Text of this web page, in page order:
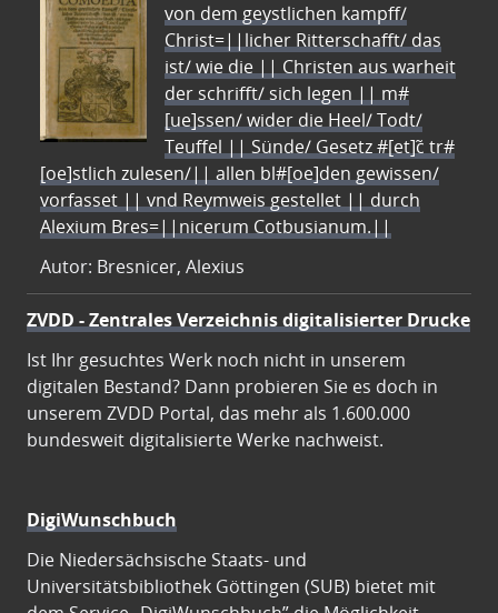
von dem geystlichen kampff/
Christ=||licher Ritterschafft/ das
ist/ wie die || Christen aus warheit
der schrifft/ sich legen || m#
[ue]ssen/ wider die Heel/ Todt/
Teuffel || Sünde/ Gesetz #[et]c̃ tr#
[oe]stlich zulesen/|| allen bl#[oe]den gewissen/
vorfasset || vnd Reymweis gestellet || durch
Alexium Bres=||nicerum Cotbusianum.||
Autor: Bresnicer, Alexius
ZVDD - Zentrales Verzeichnis digitalisierter Drucke
Ist Ihr gesuchtes Werk noch nicht in unserem
digitalen Bestand? Dann probieren Sie es doch in
unserem ZVDD Portal, das mehr als 1.600.000
bundesweit digitalisierte Werke nachweist.
DigiWunschbuch
Die Niedersächsische Staats- und
Universitätsbibliothek Göttingen (SUB) bietet mit